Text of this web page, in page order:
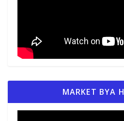
MARKET BYA